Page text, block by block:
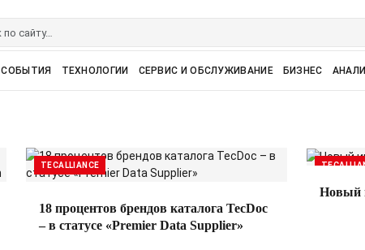
СОБЫТИЯ ТЕХНОЛОГИИ СЕРВИС И ОБСЛУЖИВАНИЕ БИЗНЕС
TECALLIANCE
18 процентов брендов каталога TecDoc
– в статусе «Premier Data Supplier»
Новый